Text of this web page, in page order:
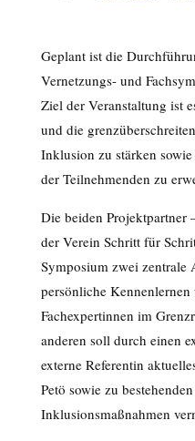
Geplant ist die
Vernetzungs- und
Ziel der Veranstaltung ist
und die
Inklusion zu stärken
der Teilnehmenden zu
Die beiden Projektpartner
der Verein Schritt für
Symposium zwei zentrale
persönliche
Fachexpertinnen im
anderen soll durch einen
externe Referentin
Petö sowie zu
Inklusionsmaßnahmen